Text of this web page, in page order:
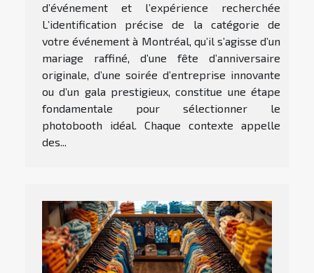
d’événement et l’expérience recherchée
L’identification précise de la catégorie de
votre événement à Montréal, qu’il s’agisse d’un
mariage raffiné, d’une fête d’anniversaire
originale, d’une soirée d’entreprise innovante
ou d’un gala prestigieux, constitue une étape
fondamentale pour sélectionner le
photobooth idéal. Chaque contexte appelle
des...